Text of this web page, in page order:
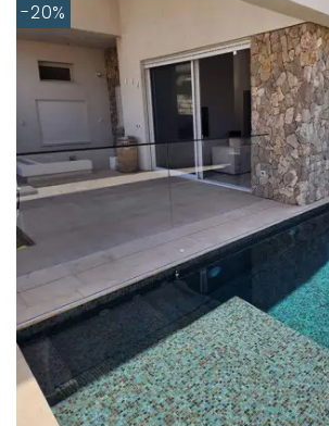
-20%